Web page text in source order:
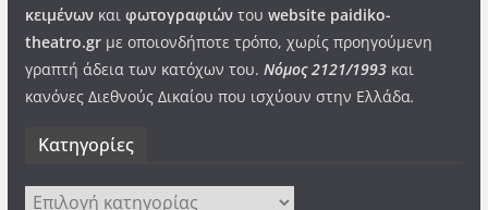
κειμένωνκαι φωτογραφιώντου website paidiko-
theatro.grμε οποιονδήποτε τρόπο, χωρίς προηγούμενη
γραπτή άδεια των κατόχων του. Νόμος 2121/1993και
κανόνες Διεθνούς Δικαίου που ισχύουν στην Ελλάδα.
Kατηγορίες
Kατηγορίες